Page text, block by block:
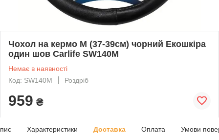
Чохол на кермо M (37-39см) чорний Екошкіра
один шов Carlife SW140M
Немає в наявності
Код: SW140M
Роздріб
959 ₴
Характеристики Доставка Оплата Умови